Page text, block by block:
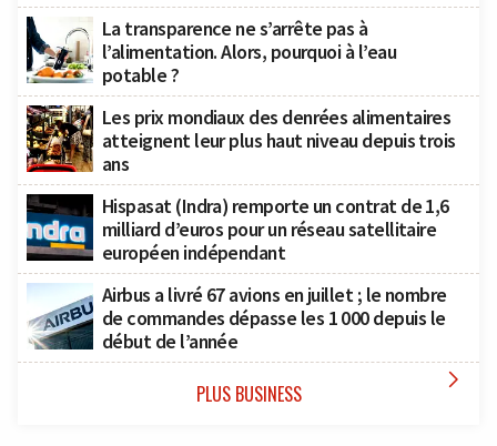
La transparence ne s’arrête pas à
l’alimentation. Alors, pourquoi à l’eau
potable ?
Les prix mondiaux des denrées alimentaires
atteignent leur plus haut niveau depuis trois
ans
Hispasat (Indra) remporte un contrat de 1,6
milliard d’euros pour un réseau satellitaire
européen indépendant
Airbus a livré 67 avions en juillet ; le nombre
de commandes dépasse les 1 000 depuis le
début de l’année
PLUS BUSINESS 